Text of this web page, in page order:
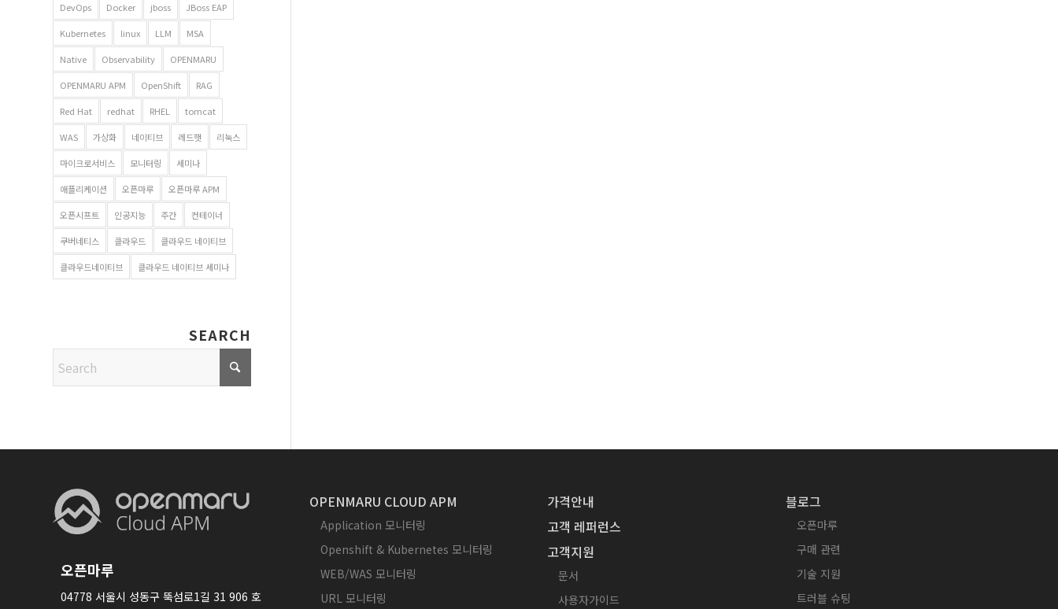
DevOps Docker jboss JBoss EAP
Kubernetes linux LLM MSA
Native Observability OPENMARU
OPENMARU APM OpenShift RAG
Red Hat redhat RHEL tomcat
WAS 가상화 네이티브 레드햇 리눅스
마이크로서비스 모니터링 세미나
애플리케이션 오픈마루 오픈마루 APM
오픈시프트 인공지능 주간 컨테이너
쿠버네티스 클라우드 클라우드 네이티브
클라우드네이티브 클라우드 네이티브 세미나
SEARCH
오픈마루
04778 서울시 성동구 뚝섬로1길 31 906 호
OPENMARU CLOUD APM
Application 모니터링
Openshift & Kubernetes 모니터링
WEB/WAS 모니터링
URL 모니터링
가격안내
고객 레퍼런스
고객지원
문서
사용자가이드
블로그
오픈마루
구매 관련
기술 지원
트러블 슈팅